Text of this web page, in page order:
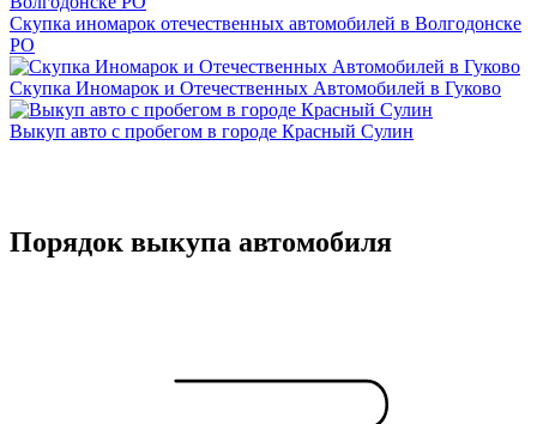
Скупка иномарок отечественных автомобилей в Волгодонске
РО
Скупка Иномарок и Отечественных Автомобилей в Гуково
Выкуп авто с пробегом в городе Красный Сулин
Порядок выкупа автомобиля